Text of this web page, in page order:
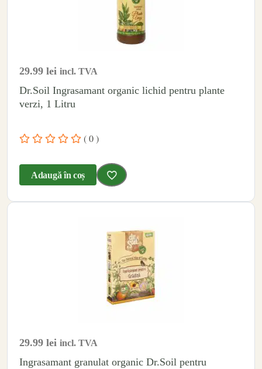
29.99 lei incl. TVA
Dr.Soil Ingrasamant organic lichid pentru plante
verzi, 1 Litru
( 0 )
Adaugă în coș
29.99 lei incl. TVA
Ingrasamant granulat organic Dr.Soil pentru